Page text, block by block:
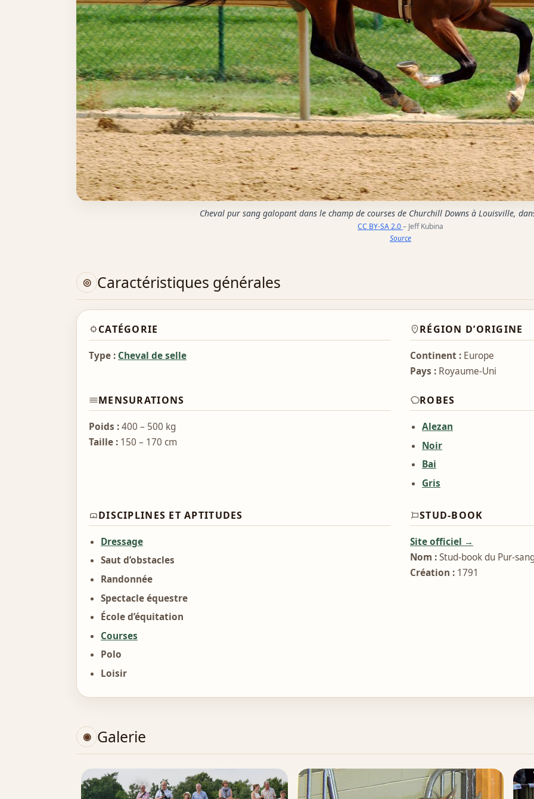
Cheval pur sang galopant dans le champ de courses de Churchill Downs à Louisville,
CC BY-SA 2.0– Jeff Kubina
Source
Caractéristiques générales
CATÉGORIE
Type : Cheval de selle
RÉGION D’ORIGINE
Continent : Europe
Pays : Royaume-Uni
MENSURATIONS
Poids :400 – 500 kg
Taille : 150 – 170 cm
ROBES
Alezan
Noir
Bai
Gris
DISCIPLINES ET APTITUDES
Dressage
Saut d’obstacles
Randonnée
Spectacle équestre
École d’équitation
Courses
Polo
Loisir
STUD-BOOK
Site officiel →
Nom :Stud-book du Pur-
Création : 1791
Galerie